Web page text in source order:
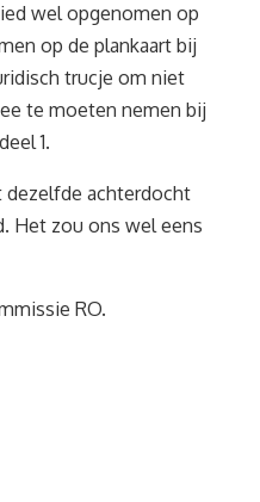
wel opgenomen op
op de plankaart bij
trucje om niet
te moeten nemen bij
1.
dezelfde achterdocht
Het zou ons wel eens
RO.